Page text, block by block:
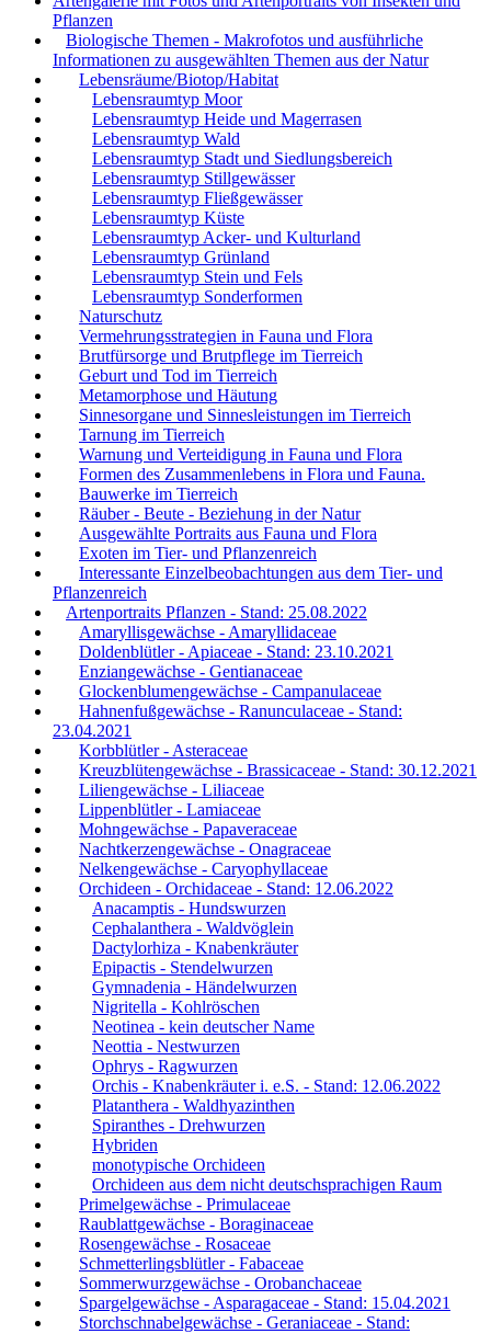
Pflanzen
Biologische Themen - Makrofotos und ausführliche
Informationen zu ausgewählten Themen aus der Natur
Lebensräume/Biotop/Habitat
Lebensraumtyp Moor
Lebensraumtyp Heide und Magerrasen
Lebensraumtyp Wald
Lebensraumtyp Stadt und Siedlungsbereich
Lebensraumtyp Stillgewässer
Lebensraumtyp Fließgewässer
Lebensraumtyp Küste
Lebensraumtyp Acker- und Kulturland
Lebensraumtyp Grünland
Lebensraumtyp Stein und Fels
Lebensraumtyp Sonderformen
Naturschutz
Vermehrungsstrategien in Fauna und Flora
Brutfürsorge und Brutpflege im Tierreich
Geburt und Tod im Tierreich
Metamorphose und Häutung
Sinnesorgane und Sinnesleistungen im Tierreich
Tarnung im Tierreich
Warnung und Verteidigung in Fauna und Flora
Formen des Zusammenlebens in Flora und Fauna.
Bauwerke im Tierreich
Räuber - Beute - Beziehung in der Natur
Ausgewählte Portraits aus Fauna und Flora
Exoten im Tier- und Pflanzenreich
Interessante Einzelbeobachtungen aus dem Tier- und
Pflanzenreich
Artenportraits Pflanzen - Stand: 25.08.2022
Amaryllisgewächse - Amaryllidaceae
Doldenblütler - Apiaceae - Stand: 23.10.2021
Enziangewächse - Gentianaceae
Glockenblumengewächse - Campanulaceae
Hahnenfußgewächse - Ranunculaceae - Stand:
23.04.2021
Korbblütler - Asteraceae
Kreuzblütengewächse - Brassicaceae - Stand: 30.12.2021
Liliengewächse - Liliaceae
Lippenblütler - Lamiaceae
Mohngewächse - Papaveraceae
Nachtkerzengewächse - Onagraceae
Nelkengewächse - Caryophyllaceae
Orchideen - Orchidaceae - Stand: 12.06.2022
Anacamptis - Hundswurzen
Cephalanthera - Waldvöglein
Dactylorhiza - Knabenkräuter
Epipactis - Stendelwurzen
Gymnadenia - Händelwurzen
Nigritella - Kohlröschen
Neotinea - kein deutscher Name
Neottia - Nestwurzen
Ophrys - Ragwurzen
Orchis - Knabenkräuter i. e.S. - Stand: 12.06.2022
Platanthera - Waldhyazinthen
Spiranthes - Drehwurzen
Hybriden
monotypische Orchideen
Orchideen aus dem nicht deutschsprachigen Raum
Primelgewächse - Primulaceae
Raublattgewächse - Boraginaceae
Rosengewächse - Rosaceae
Schmetterlingsblütler - Fabaceae
Sommerwurzgewächse - Orobanchaceae
Spargelgewächse - Asparagaceae - Stand: 15.04.2021
Storchschnabelgewächse - Geraniaceae - Stand: